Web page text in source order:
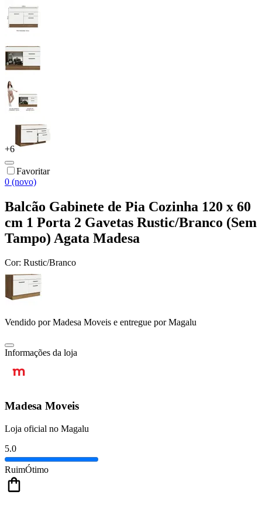
+6
Favoritar
0 (novo)
Balcão Gabinete de Pia Cozinha 120 x 60
cm 1 Porta 2 Gavetas Rustic/Branco (Sem
Tampo) Agata Madesa
Cor: Rustic/Branco
Vendido porMadesa Moveis e entregue por Magalu
Informações da loja
Madesa Moveis
Loja oficial no Magalu
5.0
RuimÓtimo